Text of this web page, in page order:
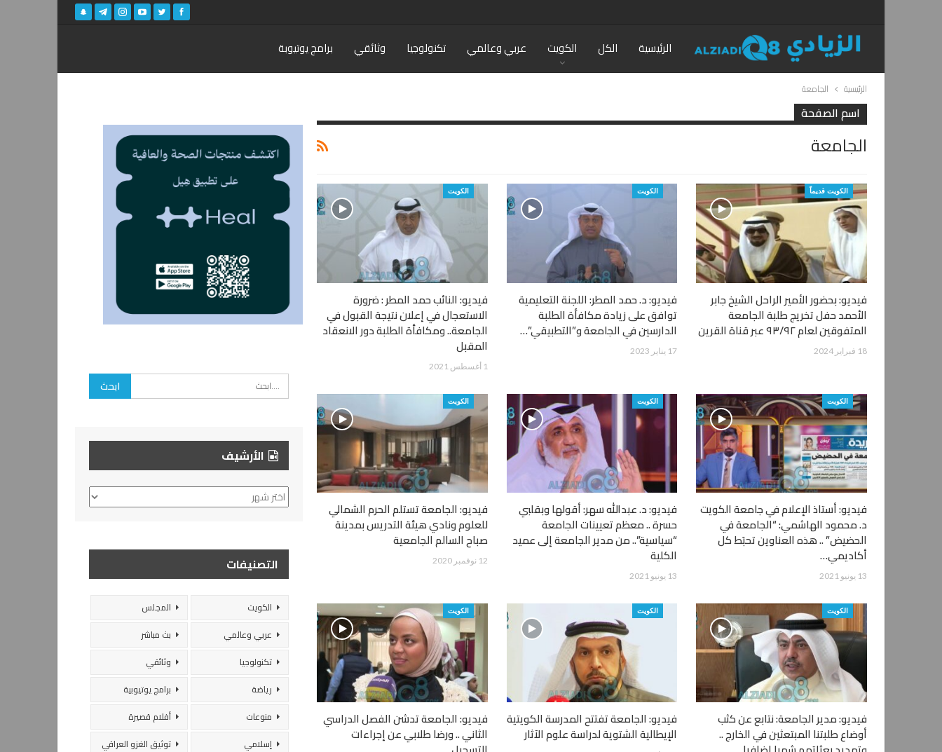
الرئيسية الكل الكويت عربي وعالمي تكنولوجيا وثائقي برامج يوتيوبة
الرئيسية الجامعة
اسم الصفحة
الجامعة
الكويت قديماً
فيديو: بحضور الأمير الراحل الشيخ جابر
الأحمد حفل تخريج طلبة الجامعة
المتفوقين لعام ٩٣/٩٢ عبر قناة القرين
18 فبراير 2024
الكويت
فيديو: د. حمد المطر: اللجنة التعليمية
توافق على زيادة مكافأة الطلبة
الدارسين في الجامعة و”التطبيقي”…
17 يناير 2023
الكويت
فيديو: النائب حمد المطر : ضرورة
الاستعجال في إعلان نتيجة القبول في
الجامعة.. ومكافأة الطلبة دور الانعقاد
المقبل
1 أغسطس 2021
الكويت
فيديو: أستاذ الإعلام في جامعة الكويت
د. محمود الهاشمي: “الجامعة في
الحضيض” .. هذه العناوين تحبَط كل
أكاديمي…
13 يونيو 2021
الكويت
فيديو: د. عبدالله سهر: أقولها وبقلبي
حسرة .. معظم تعيينات الجامعة
“سياسية”.. من مدير الجامعة إلى عميد
الكلية
13 يونيو 2021
الكويت
فيديو: الجامعة تستلم الحرم الشمالي
للعلوم ونادي هيئة التدريس بمدينة
صباح السالم الجامعية
12 نوفمبر 2020
الكويت
فيديو: مدير الجامعة: نتابع عن كثب
أوضاع طلبتنا المبتعثين في الخارج ..
الكويت
فيديو: الجامعة تفتتح المدرسة الكویتیة
الإیطالیة الشتویة لدراسة علوم الآثار
الكويت
فيديو: الجامعة تدشن الفصل الدراسي
الثاني .. ورضا طلابي عن إجراءات
الأرشيف
الأرشيف
التصنيفات
الكويت
المجلس
عربي وعالمي
بث مباشر
تكنولوجيا
وثائقي
رياضة
برامج يوتيوبية
منوعات
أفلام قصيرة
إسلامي
توثيق الغزو العراقي